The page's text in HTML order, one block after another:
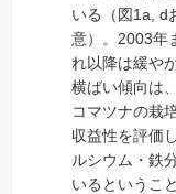
いる（図1a, d
意）。2003年
れ以降は緩や
横ばい傾向は
コマツナの栽
収益性を評価
ルシウム・鉄
いるというこ